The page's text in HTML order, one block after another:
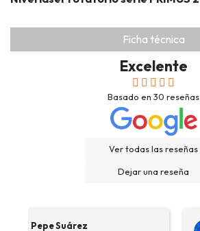
Ficha técnica
Excelente
Basado en 30 reseñas
Ver todas las reseñas
Dejar una reseña
Pepe Suárez